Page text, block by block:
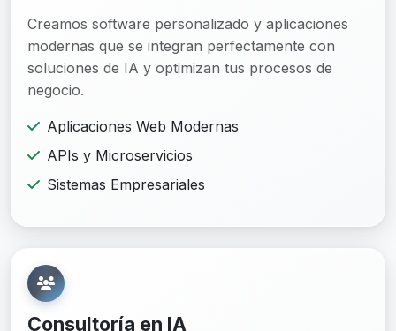
Creamos software personalizado y aplicaciones
modernas que se integran perfectamente con
soluciones de IA y optimizan tus procesos de
negocio.
Aplicaciones Web Modernas
APIs y Microservicios
Sistemas Empresariales
Consultoría en IA